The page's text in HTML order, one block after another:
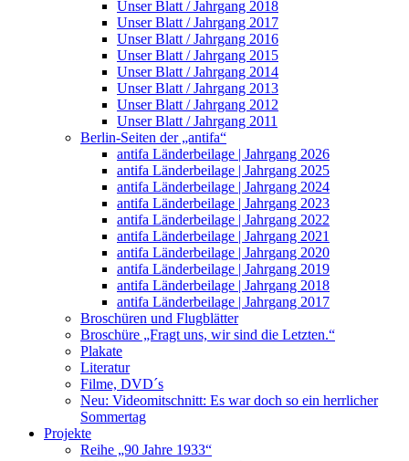
Unser Blatt / Jahrgang 2018
Unser Blatt / Jahrgang 2017
Unser Blatt / Jahrgang 2016
Unser Blatt / Jahrgang 2015
Unser Blatt / Jahrgang 2014
Unser Blatt / Jahrgang 2013
Unser Blatt / Jahrgang 2012
Unser Blatt / Jahrgang 2011
Berlin-Seiten der „antifa“
antifa Länderbeilage | Jahrgang 2026
antifa Länderbeilage | Jahrgang 2025
antifa Länderbeilage | Jahrgang 2024
antifa Länderbeilage | Jahrgang 2023
antifa Länderbeilage | Jahrgang 2022
antifa Länderbeilage | Jahrgang 2021
antifa Länderbeilage | Jahrgang 2020
antifa Länderbeilage | Jahrgang 2019
antifa Länderbeilage | Jahrgang 2018
antifa Länderbeilage | Jahrgang 2017
Broschüren und Flugblätter
Broschüre „Fragt uns, wir sind die Letzten.“
Plakate
Literatur
Filme, DVD´s
Neu: Videomitschnitt: Es war doch so ein herrlicher
Sommertag
Projekte
Reihe „90 Jahre 1933“